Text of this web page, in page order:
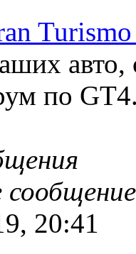
авто,
по
сообщение
20:41